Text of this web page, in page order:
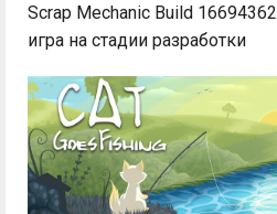
Scrap Mechanic Build 16694362
игра на стадии разработки